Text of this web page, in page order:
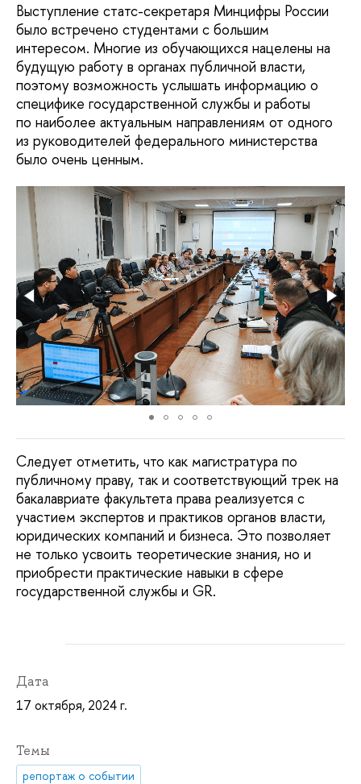
Выступление статс-секретаря Минцифры России
было встречено студентами с большим
интересом. Многие из обучающихся нацелены на
будущую работу в органах публичной власти,
поэтому возможность услышать информацию о
специфике государственной службы и работы
по наиболее актуальным направлениям от одного
из руководителей федерального министерства
было очень ценным.
Следует отметить, что как магистратура по
публичному праву, так и соответствующий трек на
бакалавриате факультета права реализуется с
участием экспертов и практиков органов власти,
юридических компаний и бизнеса. Это позволяет
не только усвоить теоретические знания, но и
приобрести практические навыки в сфере
государственной службы и GR.
Дата
17 октября, 2024 г.
Темы
репортаж о событии